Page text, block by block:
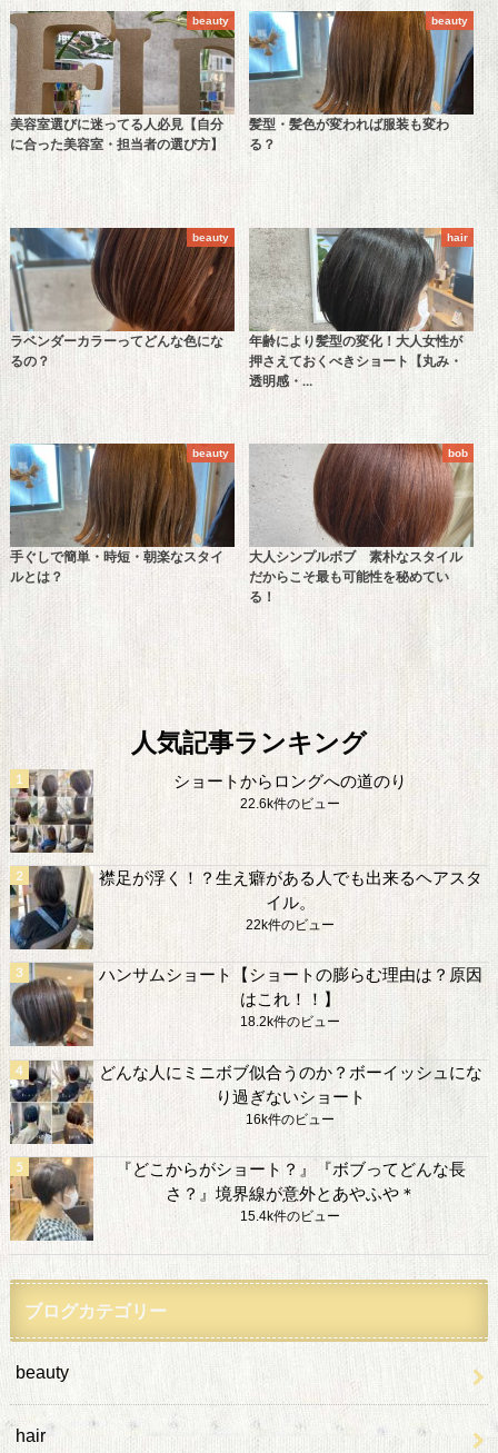
beauty
美容室選びに迷ってる人必見【自分
に合った美容室・担当者の選び方】
beauty
髪型・髪色が変われば服装も変わ
る？
beauty
ラベンダーカラーってどんな色にな
るの？
hair
年齢により髪型の変化！大人女性が
押さえておくべきショート【丸み・
透明感・…
beauty
手ぐしで簡単・時短・朝楽なスタイ
ルとは？
bob
大人シンプルボブ 素朴なスタイル
だからこそ最も可能性を秘めてい
る！
人気記事ランキング
ショートからロングへの道のり
22.6k件のビュー
襟足が浮く！？生え癖がある人でも出来るヘアスタ
イル。
22k件のビュー
ハンサムショート【ショートの膨らむ理由は？原因
はこれ！！】
18.2k件のビュー
どんな人にミニボブ似合うのか？ボーイッシュにな
り過ぎないショート
16k件のビュー
『どこからがショート？』『ボブってどんな長
さ？』境界線が意外とあやふや＊
15.4k件のビュー
ブログカテゴリー
beauty
hair